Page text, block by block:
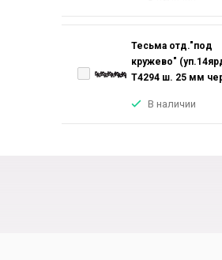
Тесьма отд."под
кружево"
T4294 ш. 25 мм
В наличии